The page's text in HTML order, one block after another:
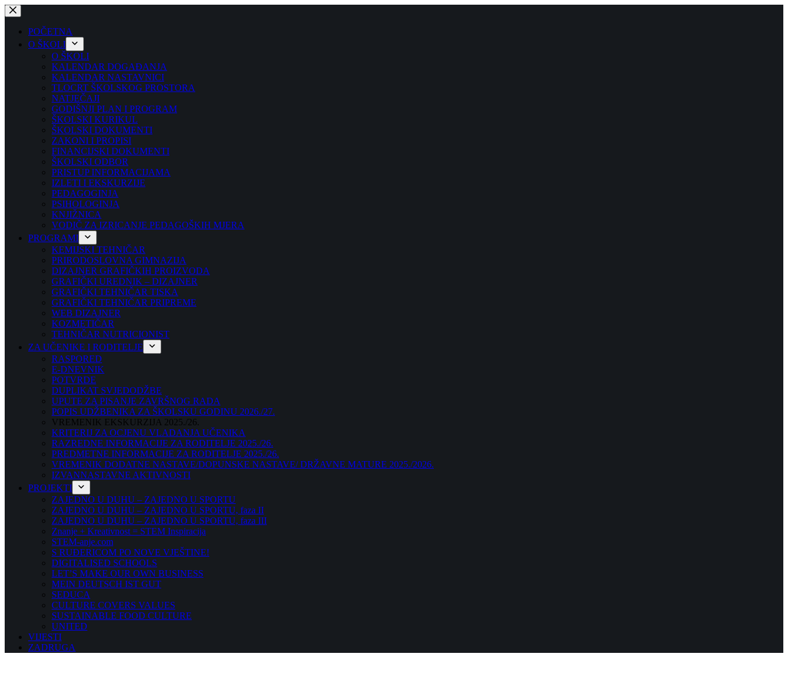
Preskoči
na
sadržajPOČETNA
O ŠKOLI
O ŠKOLI
KALENDAR DOGAĐANJA
KALENDAR NASTAVNICI
TLOCRT ŠKOLSKOG PROSTORA
NATJEČAJI
GODIŠNJI PLAN I PROGRAM
ŠKOLSKI KURIKUL
ŠKOLSKI DOKUMENTI
ZAKONI I PROPISI
FINANCIJSKI DOKUMENTI
ŠKOLSKI ODBOR
PRISTUP INFORMACIJAMA
IZLETI I EKSKURZIJE
PEDAGOGINJA
PSIHOLOGINJA
KNJIŽNICA
VODIČ ZA IZRICANJE PEDAGOŠKIH MJERA
PROGRAMI
KEMIJSKI TEHNIČAR
PRIRODOSLOVNA GIMNAZIJA
DIZAJNER GRAFIČKIH PROIZVODA
GRAFIČKI UREDNIK – DIZAJNER
GRAFIČKI TEHNIČAR TISKA
GRAFIČKI TEHNIČAR PRIPREME
WEB DIZAJNER
KOZMETIČAR
TEHNIČAR NUTRICIONIST
ZA UČENIKE I RODITELJE
RASPORED
E-DNEVNIK
POTVRDE
DUPLIKAT SVJEDODŽBE
UPUTE ZA PISANJE ZAVRŠNOG RADA
POPIS UDŽBENIKA ZA ŠKOLSKU GODINU 2026./27.
VREMENIK EKSKURZIJA 2025./26.
KRITERIJ ZA OCJENU VLADANJA UČENIKA
RAZREDNE INFORMACIJE ZA RODITELJE 2025./26.
PREDMETNE INFORMACIJE ZA RODITELJE 2025./26.
VREMENIK DODATNE NASTAVE/DOPUNSKE NASTAVE/ DRŽAVNE MATURE 2025./2026.
IZVANNASTAVNE AKTIVNOSTI
PROJEKTI
ZAJEDNO U DUHU – ZAJEDNO U SPORTU
ZAJEDNO U DUHU – ZAJEDNO U SPORTU, faza II
ZAJEDNO U DUHU – ZAJEDNO U SPORTU, faza III
Znanje + Kreativnost = STEM Inspiracija
STEM-anje.com
S RUĐERICOM PO NOVE VJEŠTINE!
DIGITALISED SCHOOLS
LET’S MAKE OUR OWN BUSINESS
MEIN DEUTSCH IST GUT
SEDUCA
CULTURE COVERS VALUES
SUSTAINABLE FOOD CULTURE
UNITED
VIJESTI
ZADRUGA